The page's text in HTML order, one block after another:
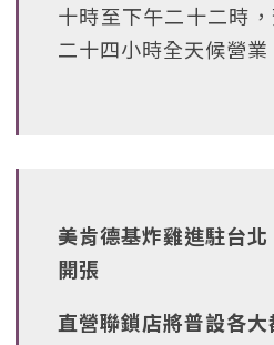
十時至下午二十二時
二十四小時全天候營業
美肯德基炸雞進駐台
開張
直營聯鎖店將普設各大